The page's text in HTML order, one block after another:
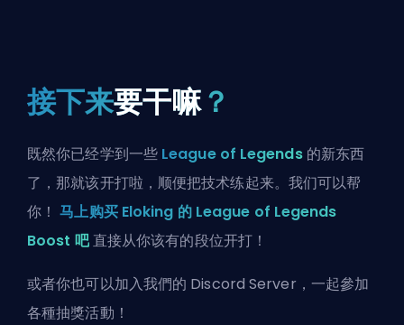
接下来要干嘛？
既然你已经学到一些 League of Legends的新东西
了，那就该开打啦，顺便把技术练起来。我们可以帮
你！马上购买 Eloking 的 League of Legends
Boost 吧直接从你该有的段位开打！
或者你也可以加入我們的 Discord Server ，一起參加
各種抽獎活動！